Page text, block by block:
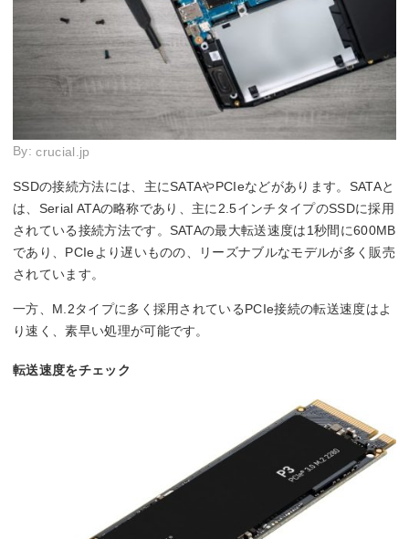
By:crucial.jp
SSDの接続方法には、主にSATAやPCIeなどがあります。SATAと
は、Serial ATAの略称であり、主に2.5インチタイプのSSDに採用
されている接続方法です。SATAの最大転送速度は1秒間に600MB
であり、PCIeより遅いものの、リーズナブルなモデルが多く販売
されています。
一方、M.2タイプに多く採用されているPCIe接続の転送速度はよ
り速く、素早い処理が可能です。
転送速度をチェック